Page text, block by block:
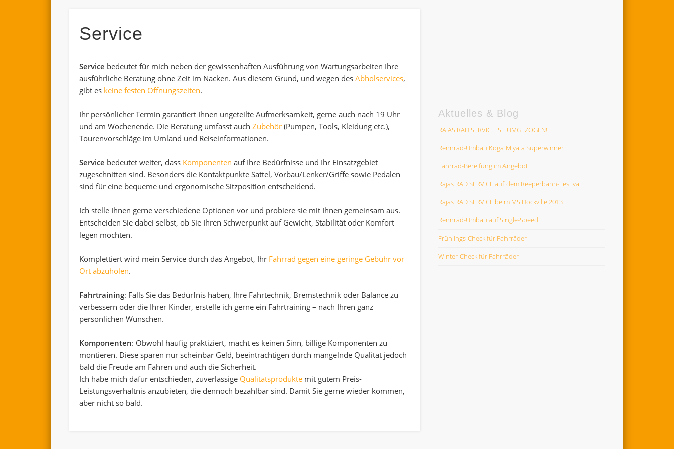
Service
Service bedeutet für mich neben der gewissenhaften Ausführung von Wartungsarbeiten Ihre
ausführliche Beratung ohne Zeit im Nacken. Aus diesem Grund, und wegen desAbholservices,
gibt es keine festen Öffnungszeiten.
Ihr persönlicher Termin garantiert Ihnen ungeteilte Aufmerksamkeit, gerne auch nach 19 Uhr
und am Wochenende. Die Beratung umfasst auchZubehör (Pumpen, Tools, Kleidung etc.),
Tourenvorschläge im Umland und Reiseinformationen.
Service bedeutet weiter, dass Komponenten auf Ihre Bedürfnisse und Ihr Einsatzgebiet
zugeschnitten sind. Besonders die Kontaktpunkte Sattel, Vorbau/Lenker/Griffe sowie Pedalen
sind für eine bequeme und ergonomische Sitzposition entscheidend.
Ich stelle Ihnen gerne verschiedene Optionen vor und probiere sie mit Ihnen gemeinsam aus.
Entscheiden Sie dabei selbst, ob Sie Ihren Schwerpunkt auf Gewicht, Stabilität oder Komfort
legen möchten.
Komplettiert wird mein Service durch das Angebot, Ihr Fahrrad gegen eine geringe Gebühr vor
Ort abzuholen.
Fahrtraining: Falls Sie das Bedürfnis haben, Ihre Fahrtechnik, Bremstechnik oder Balance zu
verbessern oder die Ihrer Kinder, erstelle ich gerne ein Fahrtraining – nach Ihren ganz
persönlichen Wünschen.
Komponenten: Obwohl häufig praktiziert, macht es keinen Sinn, billige Komponenten zu
montieren. Diese sparen nur scheinbar Geld, beeinträchtigen durch mangelnde Qualität jedoch
bald die Freude am Fahren und auch die Sicherheit.
Ich habe mich dafür entschieden, zuverlässige Qualitätsprodukte mit gutem Preis-
Leistungsverhältnis anzubieten, die dennoch bezahlbar sind. Damit Sie gerne wieder kommen,
aber nicht so bald.
Aktuelles & Blog
RAJAS RAD SERVICE IST UMGEZOGEN!
Rennrad-Umbau Koga Miyata Superwinner
Fahrrad-Bereifung im Angebot
Rajas RAD SERVICE auf dem Reeperbahn-Festival
Rajas RAD SERVICE beim MS Dockville 2013
Rennrad-Umbau auf Single-Speed
Frühlings-Check für Fahrräder
Winter-Check für Fahrräder